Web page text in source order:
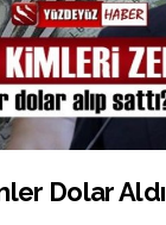
Dolar